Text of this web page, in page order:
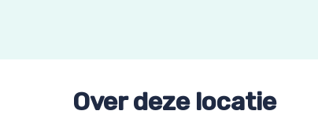
Over deze locatie